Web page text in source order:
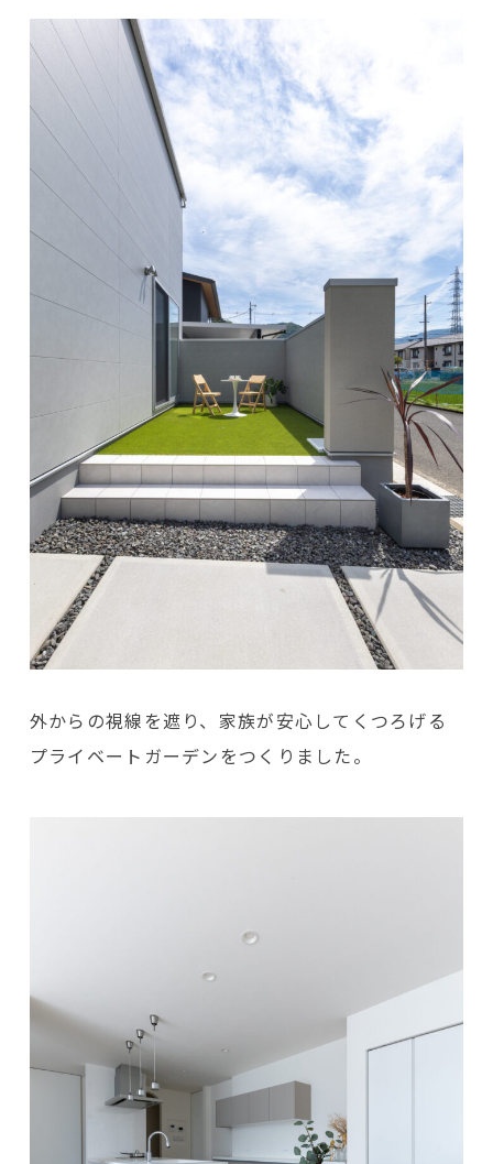
外からの視線を遮り、家族が安心してくつろげる
プライベートガーデンをつくりました。